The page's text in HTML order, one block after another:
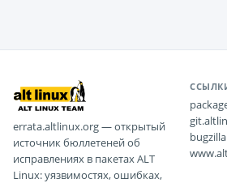
errata.altlinux.org — открытый
источник бюллетеней об
исправлениях в пакетах ALT
Linux: уязвимостях, ошибках,